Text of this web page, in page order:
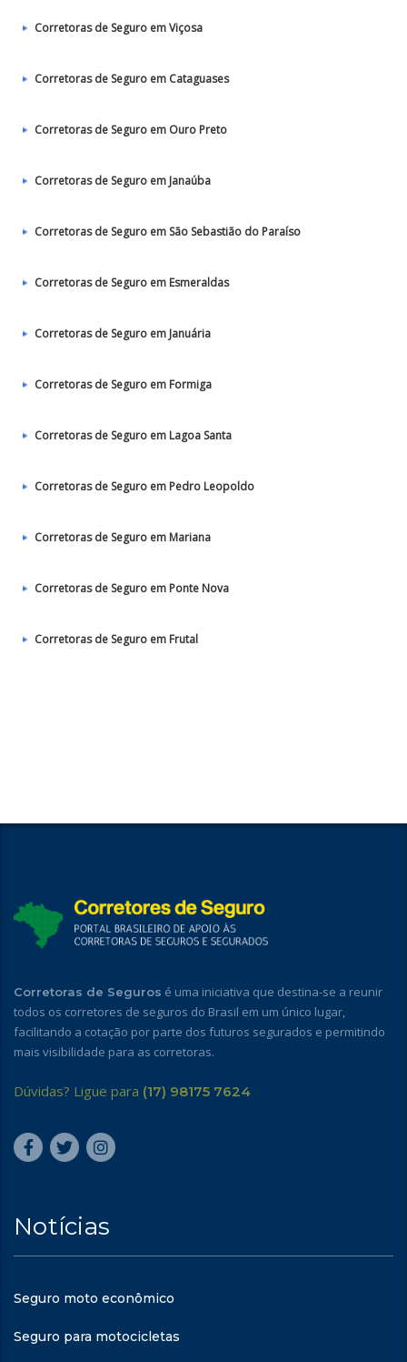
Corretoras de Seguro em Viçosa
Corretoras de Seguro em Cataguases
Corretoras de Seguro em Ouro Preto
Corretoras de Seguro em Janaúba
Corretoras de Seguro em São Sebastião do Paraíso
Corretoras de Seguro em Esmeraldas
Corretoras de Seguro em Januária
Corretoras de Seguro em Formiga
Corretoras de Seguro em Lagoa Santa
Corretoras de Seguro em Pedro Leopoldo
Corretoras de Seguro em Mariana
Corretoras de Seguro em Ponte Nova
Corretoras de Seguro em Frutal
Corretoras de Seguros é uma iniciativa que destina-se a reunir
todos os corretores de seguros do Brasil em um único lugar,
facilitando a cotação por parte dos futuros segurados e permitindo
mais visibilidade para as corretoras.
Dúvidas? Ligue para (17) 98175 7624
Notícias
Seguro moto econômico
Seguro para motocicletas